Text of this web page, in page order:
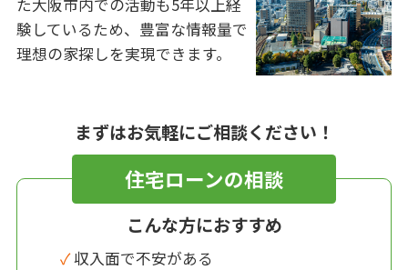
験しているため、豊富な情報量で
理想の家探しを実現できます。
まずはお気軽にご相談ください！
住宅ローンの相談
こんな方におすすめ
✓ 収入面で不安がある